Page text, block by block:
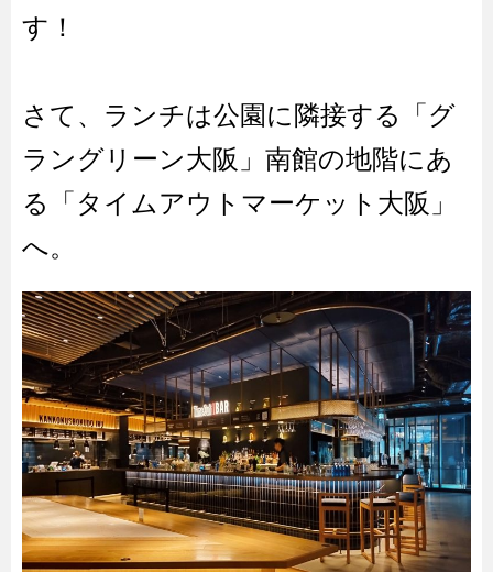
す！
さて、ランチは公園に隣接する「グ
ラングリーン大阪」南館の地階にあ
る「タイムアウトマーケット大阪」
へ。